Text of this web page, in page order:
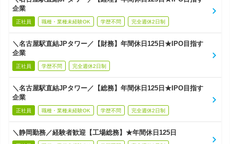
企業
正社員 職種・業種未経験OK 学歴不問 完全週休2日制
＼名古屋駅直結JPタワー／【財務】年間休日125日★IPO目指す
企業
正社員 学歴不問 完全週休2日制
＼名古屋駅直結JPタワー／【総務】年間休日125日★IPO目指す
企業
正社員 職種・業種未経験OK 学歴不問 完全週休2日制
＼静岡勤務／経験者歓迎【工場総務】★年間休日125日